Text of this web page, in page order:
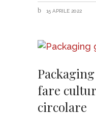
15 APRILE 2022
fare
circolare